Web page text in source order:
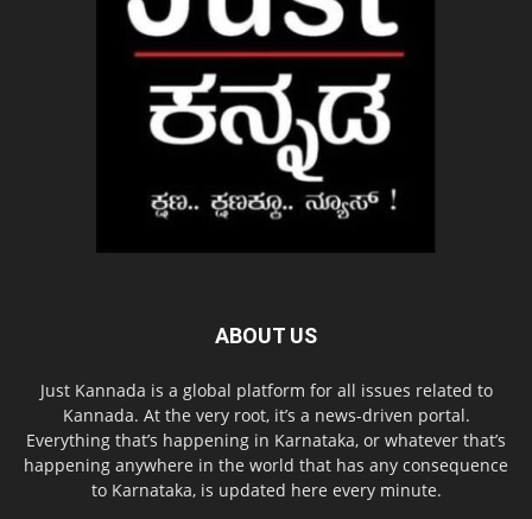
ABOUT US
Just Kannada is a global platform for all issues related to
Kannada. At the very root, it’s a news-driven portal.
Everything that’s happening in Karnataka, or whatever that’s
happening anywhere in the world that has any consequence
to Karnataka, is updated here every minute.